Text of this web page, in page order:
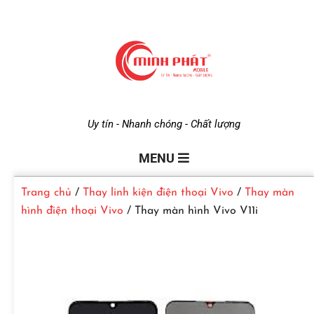
i
n
Uy tín - Nhanh chóng - Chất lượng
MENU
Trang chủ / Thay linh kiện điện thoại Vivo /
Thay màn
hình điện thoại Vivo / Thay màn hình Vivo V11i